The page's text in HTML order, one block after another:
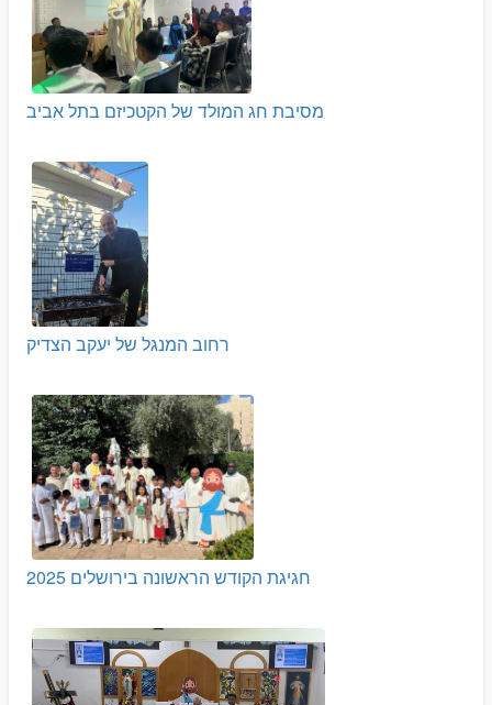
מסיבת חג המולד של הקטכיזם בתל אביב
רחוב המנגל של יעקב הצדיק
חגיגת הקודש הראשונה בירושלים 2025